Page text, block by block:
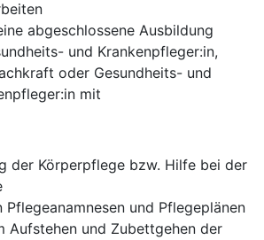
abgeschlossene Ausbildung
und Krankenpfleger:in,
oder Gesundheits- und
mit
der Körperpflege bzw. Hilfe bei der
Pflegeanamnesen und Pflegeplänen
Aufstehen und Zubettgehen der